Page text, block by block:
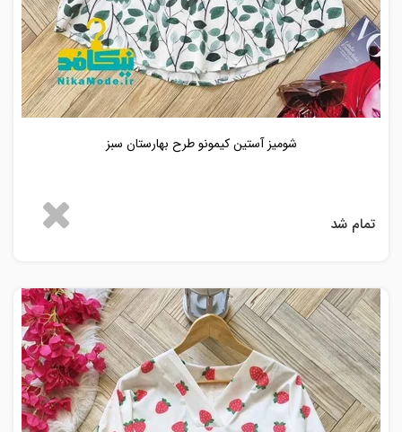
شومیز آستین کیمونو طرح بهارستان سبز
تمام شد